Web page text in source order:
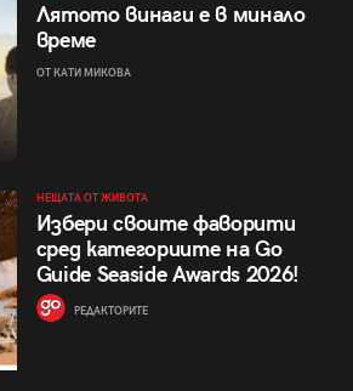
Лятото винаги е в минало
време
ОТ КАТИ МИКОВА
НЕЩАТА ОТ ЖИВОТА
Избери своите фаворити
сред категориите на Go
Guide Seaside Awards 2026!
РЕДАКТОРИТЕ